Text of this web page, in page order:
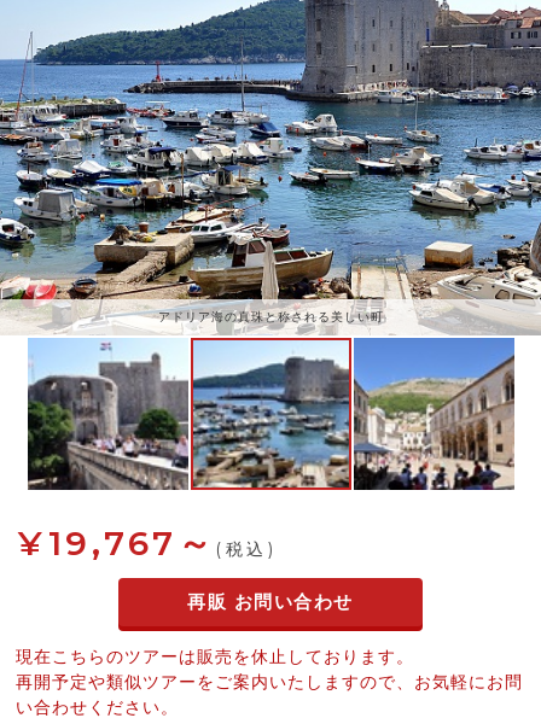
アドリア海の真珠と称される美しい町
¥19,767～ (税込)
再販 お問い合わせ
現在こちらのツアーは販売を休止しております。
再開予定や類似ツアーをご案内いたしますので、お気軽にお問
い合わせください。